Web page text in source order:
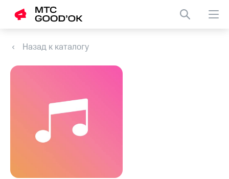
Назад к каталогу